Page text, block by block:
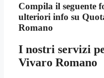
Compila il seguente
ulteriori info su
Romano
I nostri servizi
Vivaro Romano